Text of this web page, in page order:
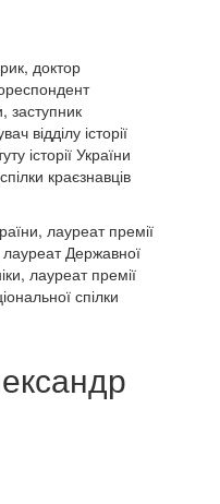
доктор
заступник
відділу історії
історії України
краєзнавців
лауреат премії
Державної
лауреат премії
спілки